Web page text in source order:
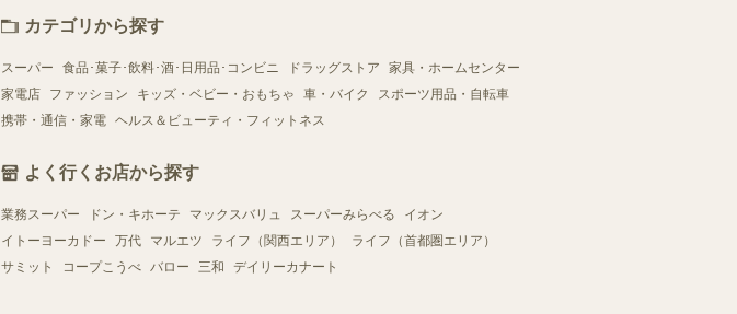
カテゴリから探す
スーパー 食品･菓子･飲料･酒･日用品･コンビニ ドラッグストア
家具・ホームセンター
家電店
ファッション キッズ・ベビー・おもちゃ 車・バイク
スポーツ用品・自転車
携帯・通信・家電 ヘルス＆ビューティ・フィットネス
よく行くお店から探す
業務スーパー ドン・キホーテ マックスバリュ スーパーみらべる
イオン
イトーヨーカドー
万代 マルエツ ライフ（関西エリア）
ライフ（首都圏エリア）
サミット
コープこうべ バロー 三和 デイリーカナート